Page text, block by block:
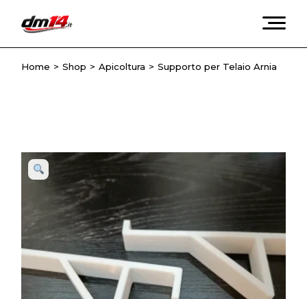
content
Home Shop Apicoltura Supporto per Telaio Arnia